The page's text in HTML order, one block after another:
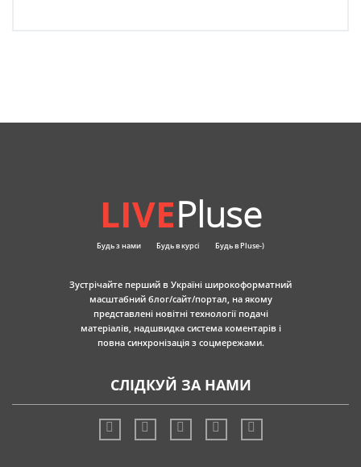
LIVEPluse
Будь з нами Будь в курсі Будь в Pluse-)
Зустрічайте перший в Україні широкоформатний
масштабний блог/сайт/портал, на якому
представлені новітні технології подачі
матеріалів, надшвидка система коментарів і
повна синхронізація з соцмережами.
СЛІДКУЙ ЗА НАМИ